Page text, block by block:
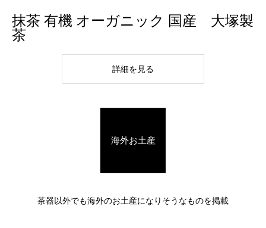
抹茶 有機 オーガニック 国産 大塚製
茶
詳細を見る
海外お土産
茶器以外でも海外のお土産になりそうなものを掲載